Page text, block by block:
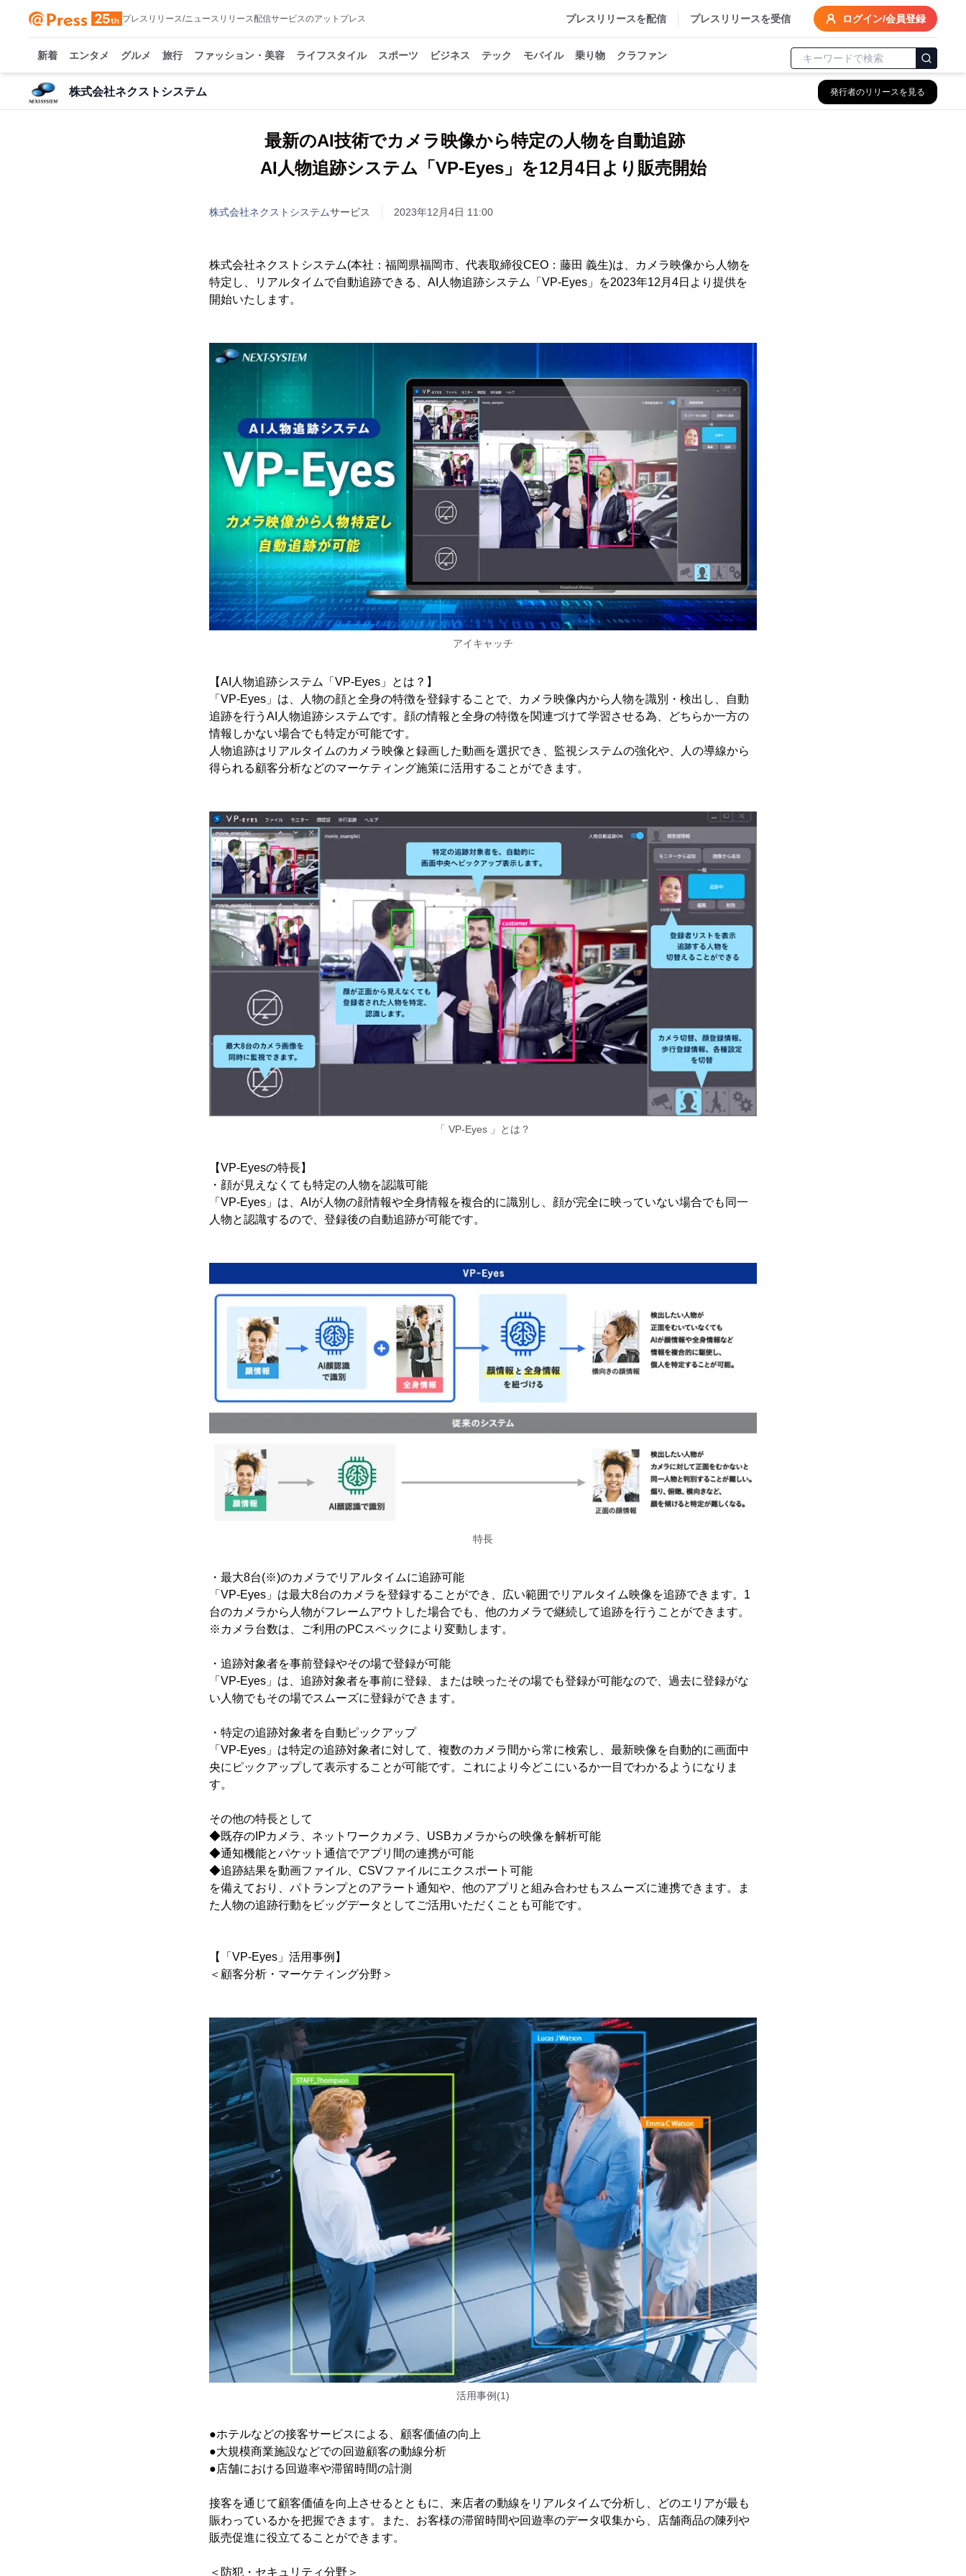
プレスリリース/ニュースリリース配信サービスのアットプレス プレスリリースを配信 プレスリリースを受信 ログイン/会員登録
新着 エンタメ グルメ 旅行 ファッション・美容 ライフスタイル スポーツ ビジネス テック モバイル 乗り物 クラファン
株式会社ネクストシステム 発行者のリリースを見る
最新のAI技術でカメラ映像から特定の人物を自動追跡
AI人物追跡システム「VP-Eyes」を12月4日より販売開始
株式会社ネクストシステムサービス 2023年12月4日 11:00
株式会社ネクストシステム(本社：福岡県福岡市、代表取締役CEO：藤田 義生)は、カメラ映像から人物を
特定し、リアルタイムで自動追跡できる、AI人物追跡システム「VP-Eyes」を2023年12月4日より提供を
開始いたします。
アイキャッチ
【AI人物追跡システム「VP-Eyes」とは？】
「VP-Eyes」は、人物の顔と全身の特徴を登録することで、カメラ映像内から人物を識別・検出し、自動
追跡を行うAI人物追跡システムです。顔の情報と全身の特徴を関連づけて学習させる為、どちらか一方の
情報しかない場合でも特定が可能です。
人物追跡はリアルタイムのカメラ映像と録画した動画を選択でき、監視システムの強化や、人の導線から
得られる顧客分析などのマーケティング施策に活用することができます。
「 VP-Eyes 」とは？
【VP-Eyesの特長】
・顔が見えなくても特定の人物を認識可能
「VP-Eyes」は、AIが人物の顔情報や全身情報を複合的に識別し、顔が完全に映っていない場合でも同一
人物と認識するので、登録後の自動追跡が可能です。
特長
・最大8台(※)のカメラでリアルタイムに追跡可能
「VP-Eyes」は最大8台のカメラを登録することができ、広い範囲でリアルタイム映像を追跡できます。1
台のカメラから人物がフレームアウトした場合でも、他のカメラで継続して追跡を行うことができます。
※カメラ台数は、ご利用のPCスペックにより変動します。
・追跡対象者を事前登録やその場で登録が可能
「VP-Eyes」は、追跡対象者を事前に登録、または映ったその場でも登録が可能なので、過去に登録がな
い人物でもその場でスムーズに登録ができます。
・特定の追跡対象者を自動ピックアップ
「VP-Eyes」は特定の追跡対象者に対して、複数のカメラ間から常に検索し、最新映像を自動的に画面中
央にピックアップして表示することが可能です。これにより今どこにいるか一目でわかるようになりま
す。
その他の特長として
◆既存のIPカメラ、ネットワークカメラ、USBカメラからの映像を解析可能
◆通知機能とパケット通信でアプリ間の連携が可能
◆追跡結果を動画ファイル、CSVファイルにエクスポート可能
を備えており、パトランプとのアラート通知や、他のアプリと組み合わせもスムーズに連携できます。ま
た人物の追跡行動をビッグデータとしてご活用いただくことも可能です。
【「VP-Eyes」活用事例】
＜顧客分析・マーケティング分野＞
活用事例(1)
●ホテルなどの接客サービスによる、顧客価値の向上
●大規模商業施設などでの回遊顧客の動線分析
●店舗における回遊率や滞留時間の計測
接客を通じて顧客価値を向上させるとともに、来店者の動線をリアルタイムで分析し、どのエリアが最も
賑わっているかを把握できます。また、お客様の滞留時間や回遊率のデータ収集から、店舗商品の陳列や
販売促進に役立てることができます。
＜防犯・セキュリティ分野＞